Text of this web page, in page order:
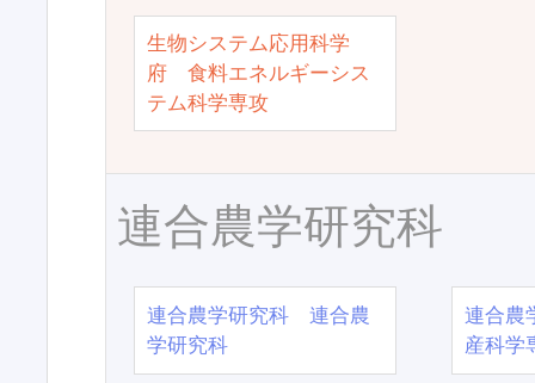
生物システム応用科学
府 食料エネルギーシス
テム科学専攻
連合農学研究科
連合農学研究科 連合農
学研究科
連合農
産科学